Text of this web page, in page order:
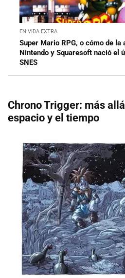
EN VIDA EXTRA
Super Mario RPG, o cómo de
Nintendo y Squaresoft nació el
SNES
Chrono Trigger: más
espacio y el tiempo